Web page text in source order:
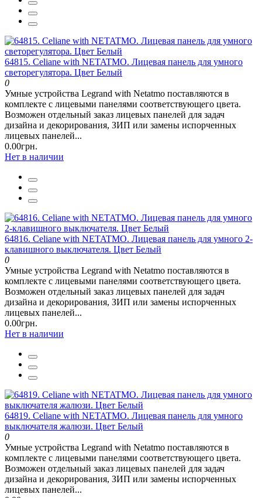
64815. Celiane with NETATMO. Лицевая панель для умного
светорегулятора. Цвет Белый
0
Умные устройства Legrand with Netatmo поставляются в
комплекте с лицевыми панелями соответствующего цвета.
Возможен отдельный заказ лицевых панелей для задач
дизайна и декорирования, ЗИП или замены испорченных
лицевых панелей...
0.00грн.
Нет в наличии
64816. Celiane with NETATMO. Лицевая панель для умного 2-
клавишного выключателя. Цвет Белый
0
Умные устройства Legrand with Netatmo поставляются в
комплекте с лицевыми панелями соответствующего цвета.
Возможен отдельный заказ лицевых панелей для задач
дизайна и декорирования, ЗИП или замены испорченных
лицевых панелей...
0.00грн.
Нет в наличии
64819. Celiane with NETATMO. Лицевая панель для умного
выключателя жалюзи. Цвет Белый
0
Умные устройства Legrand with Netatmo поставляются в
комплекте с лицевыми панелями соответствующего цвета.
Возможен отдельный заказ лицевых панелей для задач
дизайна и декорирования, ЗИП или замены испорченных
лицевых панелей...